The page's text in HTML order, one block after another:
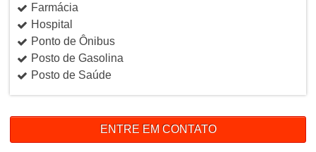
Farmácia
Hospital
Ponto de Ônibus
Posto de Gasolina
Posto de Saúde
ENTRE EM CONTATO